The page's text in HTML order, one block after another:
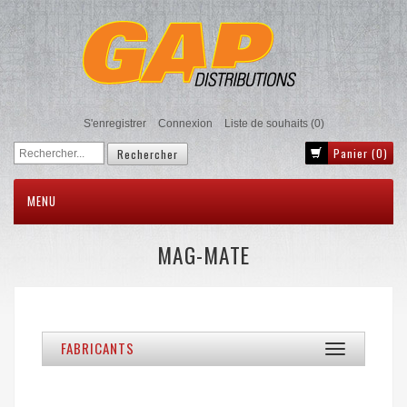
S'enregistrer Connexion Liste de souhaits (0)
Panier (0)
MENU
MAG-MATE
Toggle
navigation
FABRICANTS